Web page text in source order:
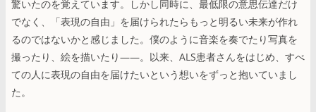
驚いたのを覚えています。しかし同時に、最低限の意思伝達だけ
でなく、「表現の自由」を届けられたらもっと明るい未来が作れ
るのではないかと感じました。僕のように音楽を奏でたり写真を
撮ったり、絵を描いたり――。以来、ALS患者さんをはじめ、すべ
ての人に表現の自由を届けたいという想いをずっと抱いていまし
た。